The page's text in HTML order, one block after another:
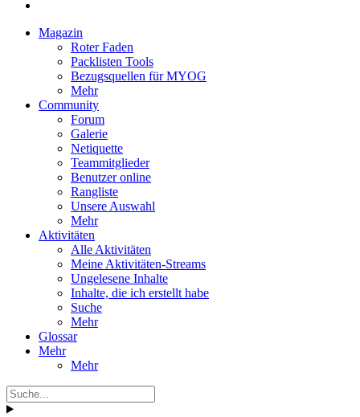
Magazin
Roter Faden
Packlisten Tools
Bezugsquellen für MYOG
Mehr
Community
Forum
Galerie
Netiquette
Teammitglieder
Benutzer online
Rangliste
Unsere Auswahl
Mehr
Aktivitäten
Alle Aktivitäten
Meine Aktivitäten-Streams
Ungelesene Inhalte
Inhalte, die ich erstellt habe
Suche
Mehr
Glossar
Mehr
Mehr